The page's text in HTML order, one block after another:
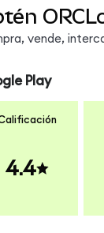
vende,
Play
4.4